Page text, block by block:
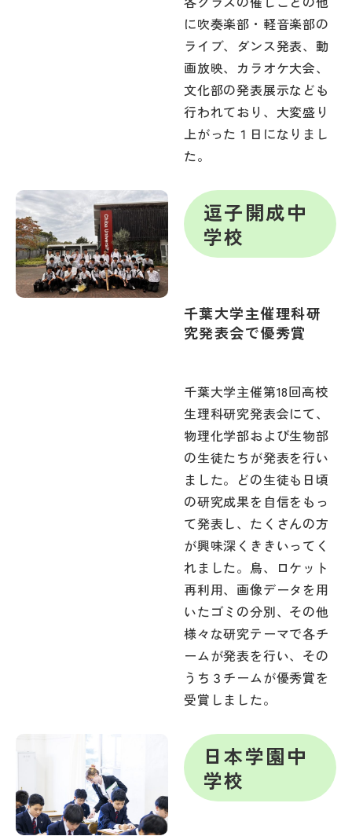
に吹奏楽部・軽音楽部の
ライブ、ダンス発表、動
画放映、カラオケ大会、
文化部の発表展示なども
行われており、大変盛り
上がった１日になりまし
た。
逗子開成中
学校
千葉大学主催理科研
究発表会で優秀賞
千葉大学主催第18回高校
生理科研究発表会にて、
物理化学部および生物部
の生徒たちが発表を行い
ました。どの生徒も日頃
の研究成果を自信をもっ
て発表し、たくさんの方
が興味深くききいってく
れました。鳥、ロケット
再利用、画像データを用
いたゴミの分別、その他
様々な研究テーマで各チ
ームが発表を行い、その
うち３チームが優秀賞を
受賞しました。
日本学園中
学校